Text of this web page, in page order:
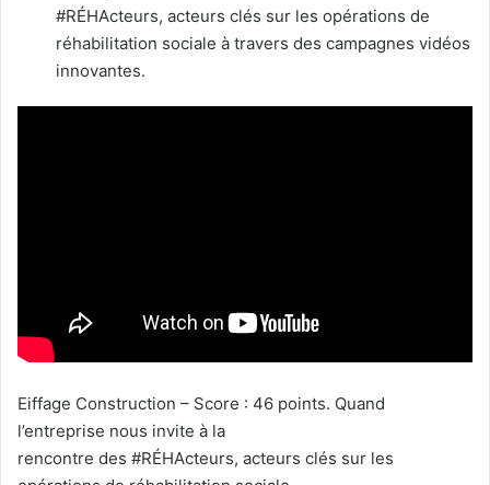
#RÉHActeurs, acteurs clés sur les opérations de
réhabilitation sociale à travers des campagnes vidéos
innovantes.
Eiffage Construction – Score : 46 points. Quand
l’entreprise nous invite à la
rencontre des #RÉHActeurs, acteurs clés sur les